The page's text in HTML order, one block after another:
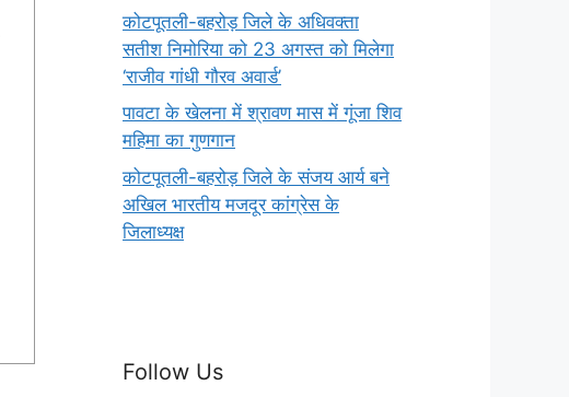
कोटपूतली-बहरोड़ जिले के अधिवक्ता
सतीश निमोरिया को 23 अगस्त को मिलेगा
‘राजीव गांधी गौरव अवार्ड’
पावटा के खेलना में श्रावण मास में गूंजा शिव
महिमा का गुणगान
कोटपूतली-बहरोड़ जिले के संजय आर्य बने
अखिल भारतीय मजदूर कांग्रेस के
जिलाध्यक्ष
Follow Us